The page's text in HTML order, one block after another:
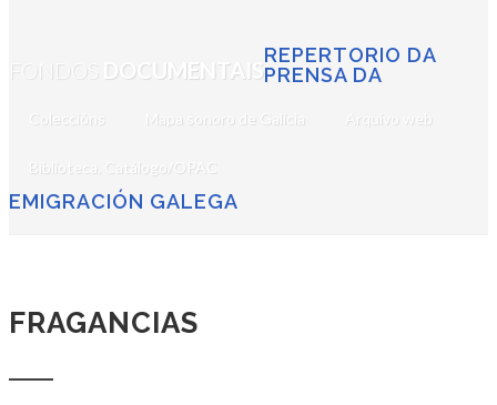
FONDOS DOCUMENTAIS
Coleccións Mapa sonoro de Galicia Arquivo web
Biblioteca. Catálogo/OPAC
REPERTORIO DA
PRENSA DA
EMIGRACIÓN GALEGA
FRAGANCIAS